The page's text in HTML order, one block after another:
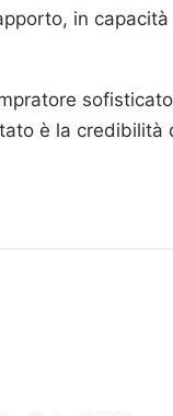
in capacità
è la credibilità